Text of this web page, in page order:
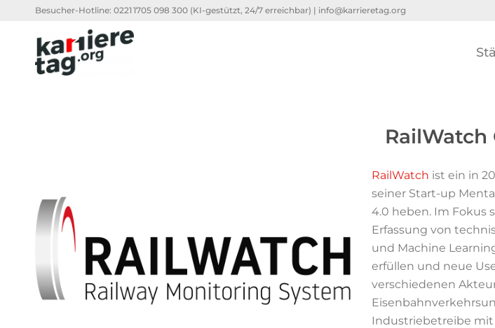
Besucher-Hotline: 0221 1705 098 300 (KI-gestützt, 24/7 erreichbar) | info@karrieretag.org
RailWatch
RailWatch ist ein in
seiner Start-up
4.0 heben. Im Fokus
Erfassung von
und Machine
erfüllen und neue
verschiedenen
Industriebetreibe mit